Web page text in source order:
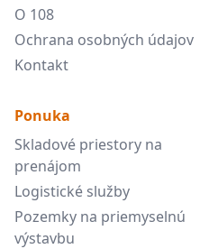
O 108
Ochrana osobných údajov
Kontakt
Ponuka
Skladové priestory na
prenájom
Logistické služby
Pozemky na priemyselnú
výstavbu